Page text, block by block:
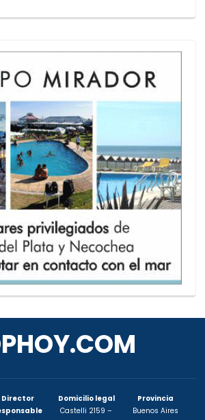
Director
Domicilio legal
Castelli 2159 –
Provincia
Buenos Aires